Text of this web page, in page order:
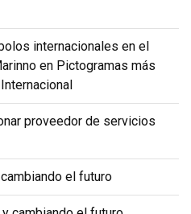
internacionales en el
en Pictogramas más
proveedor de servicios
el futuro